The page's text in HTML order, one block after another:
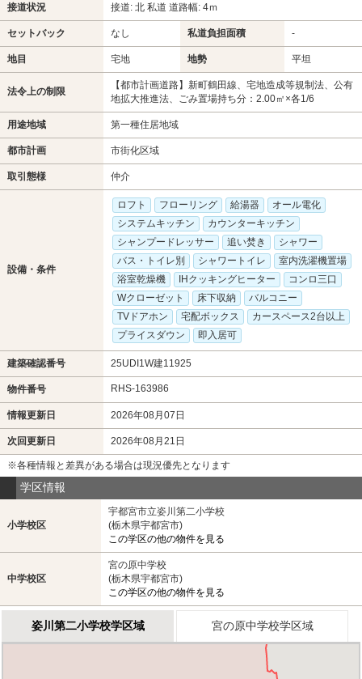
接道状況 接道: 北 私道 道路幅: 4ｍ
セットバック なし 私道負担面積 -
地目 宅地 地勢 平坦
法令上の制限
【都市計画道路】新町鶴田線、宅地造成等規制法、公有
地拡大推進法、ごみ置場持ち分：2.00㎡×各1/6
用途地域 第一種住居地域
都市計画 市街化区域
取引態様 仲介
設備・条件
ロフト フローリング 給湯器
オール電化
システムキッチン
カウンターキッチン
シャンプードレッサー
追い焚き
シャワー
バス・トイレ別
シャワートイレ
室内洗濯機置場
浴室乾燥機
IHクッキングヒーター
コンロ三口
Wクローゼット
床下収納
バルコニー
TVドアホン
宅配ボックス
カースペース2台以上
プライスダウン
即入居可
建築確認番号 25UDI1W建11925
物件番号 RHS-163986
情報更新日 2026年08月07日
次回更新日 2026年08月21日
※各種情報と差異がある場合は現況優先となります
学区情報
小学校区
宇都宮市立姿川第二小学校
(栃木県宇都宮市)
この学区の他の物件を見る
中学校区
宮の原中学校
(栃木県宇都宮市)
この学区の他の物件を見る
姿川第二小学校学区域 宮の原中学校学区域